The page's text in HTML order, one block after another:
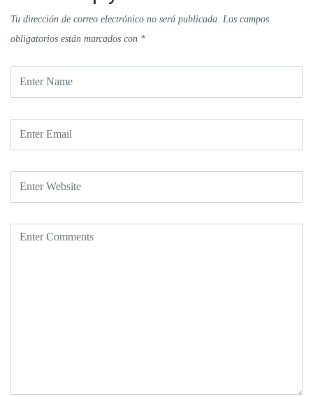
Tu dirección de correo electrónico no será publicada. Los campos
obligatorios están marcados con *